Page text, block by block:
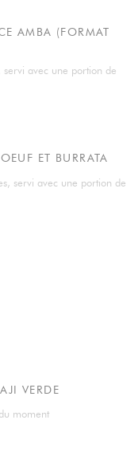
AMBA (FORMAT
avec une portion de
ET BURRATA
servi avec une portion de
VERDE
moment